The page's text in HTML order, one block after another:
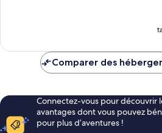
Comparer des
Connectez-vous pour découvrir
avantages dont vous pouvez
pour plus d’aventures !